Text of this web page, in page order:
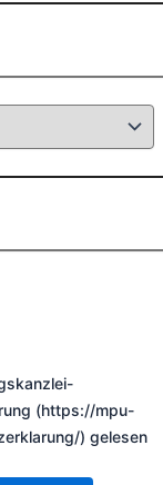
(https://mpu-
) gelesen